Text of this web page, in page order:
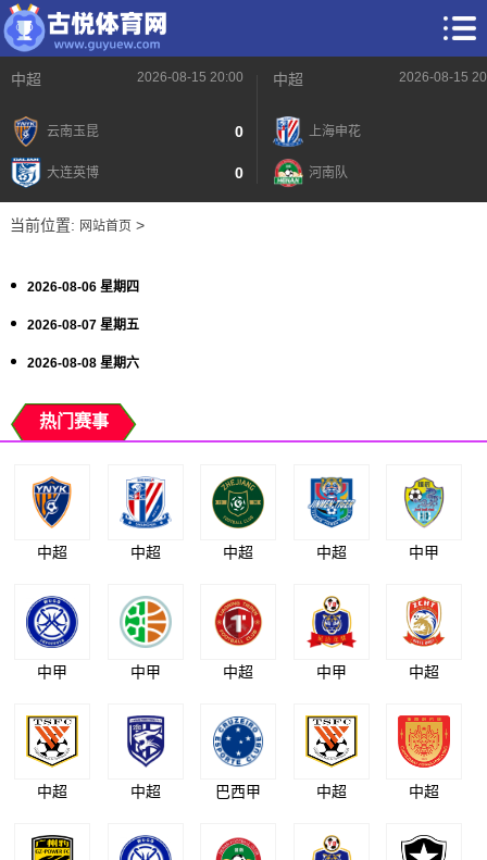
中超 2026-08-15 20:00
云南玉昆 0
大连英博 0
中超 2026-08-15
上海申花
河南队
当前位置: 网站首页>
2026-08-06 星期四
2026-08-07 星期五
2026-08-08 星期六
热门赛事
中超 中超 中超 中超 中甲
中甲 中甲 中超 中甲 中超
中超 中超 巴西甲 中超 中超